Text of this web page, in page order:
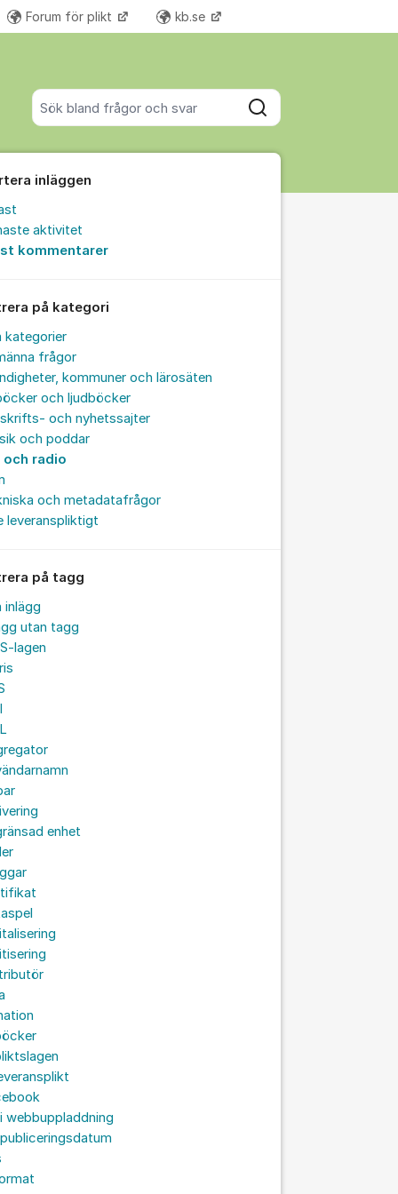
Sök bland alla inlägg
Sök
Forum för plikt kb.se Fler supportlänkar
inläggen
aktivitet
kommentarer
på kategori
kategorier
frågor
kommuner och lärosäten
och ljudböcker
och nyhetssajter
och poddar
och radio
och metadatafrågor
leveranspliktigt
på tagg
inlägg
utan tagg
lagen
enhet
webbuppladdning